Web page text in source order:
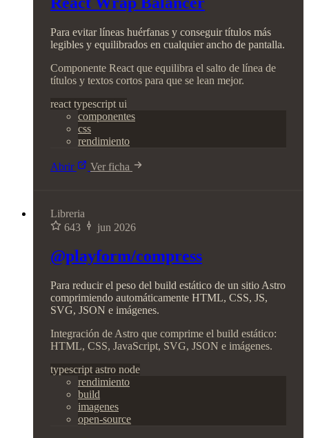
Para evitar líneas huérfanas y conseguir títulos más
legibles y equilibrados en cualquier ancho de pantalla.
Componente React que equilibra el salto de línea de
títulos y textos cortos para que se lean mejor.
react typescript ui
componentes
css
rendimiento
Abrir Ver ficha
Libreria
643
jun 2026
@playform/compress
Para reducir el peso del build estático de un sitio Astro
comprimiendo automáticamente HTML, CSS, JS,
SVG, JSON e imágenes.
Integración de Astro que comprime el build estático:
HTML, CSS, JavaScript, SVG, JSON e imágenes.
typescript astro node
rendimiento
build
imagenes
open-source